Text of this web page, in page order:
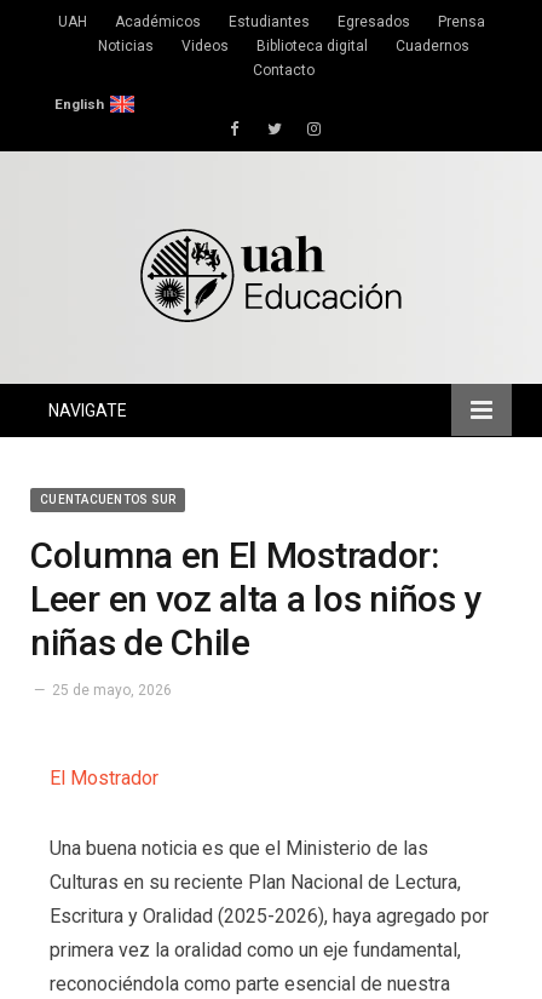
UAH Académicos Estudiantes Egresados
Prensa
Noticias
Videos Biblioteca digital
Cuadernos
Contacto
English
FacebookTwitterInstagram
NAVIGATE
CUENTACUENTOS SUR
Columna en El Mostrador:
Leer en voz alta a los niños y
niñas de Chile
25 de mayo, 2026
El Mostrador
Una buena noticia es que el Ministerio de las
Culturas en su reciente Plan Nacional de Lectura,
Escritura y Oralidad (2025-2026), haya agregado por
primera vez la oralidad como un eje fundamental,
reconociéndola como parte esencial de nuestra